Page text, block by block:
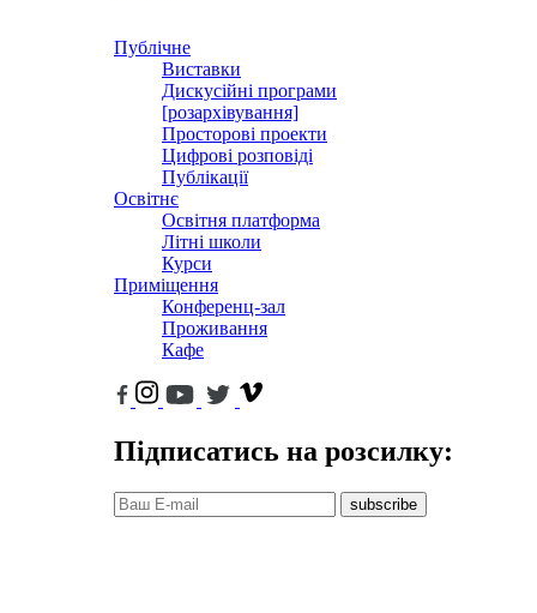
Публічне
Виставки
Дискусійні програми
[розархівування]
Просторові проекти
Цифрові розповіді
Публікації
Освітнє
Освітня платформа
Літні школи
Курси
Приміщення
Конференц-зал
Проживання
Кафе
Підписатись на розсилку:
subscribe